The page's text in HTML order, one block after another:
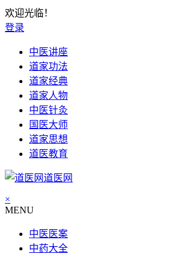
欢迎光临！
登录
中医讲座
道家功法
道家经典
道家人物
中医针灸
国医大师
道家思想
道医教育
道医网
×
MENU
中医医案
中药大全